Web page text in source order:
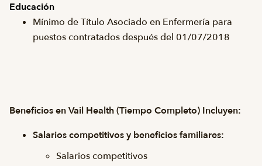
Educación
Mínimo de Título Asociado en Enfermería para
puestos contratados después del 01/07/2018
Beneficios en Vail Health (Tiempo Completo) Incluyen:
Salarios competitivos y beneficios familiares:
Salarios competitivos